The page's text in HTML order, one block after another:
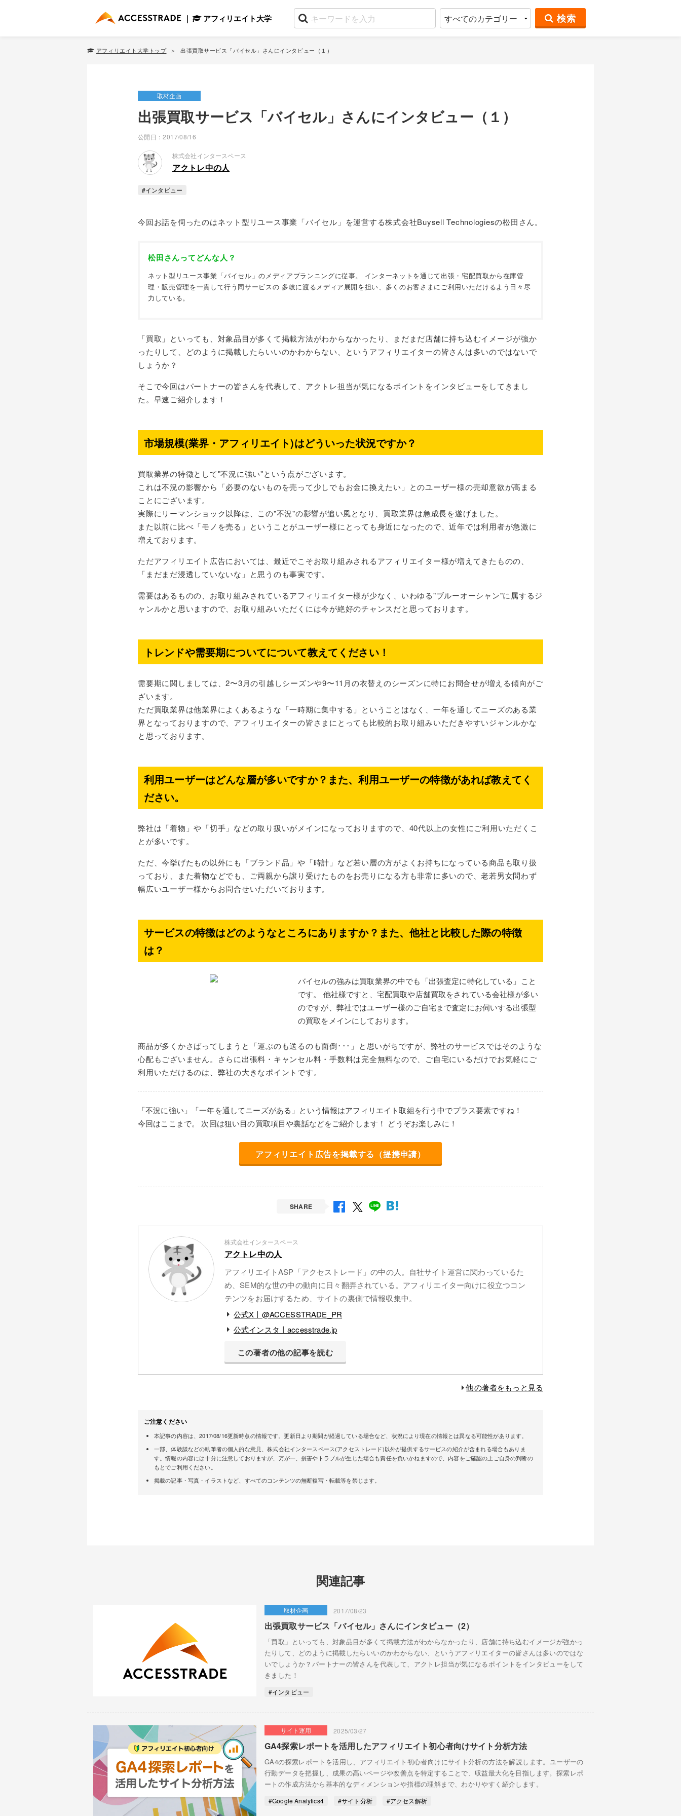
アフィリエイト大学 検索
アフィリエイト大学トップ 出張買取サービス「バイセル」さんにインタビュー（１）
取材企画
出張買取サービス「バイセル」さんにインタビュー（１）
公開日：2017/08/16
株式会社インタースペース
アクトレ中の人
#インタビュー
今回お話を伺ったのはネット型リユース事業「バイセル」を運営する株式会社Buysell Technologiesの松田さん。
松田さんってどんな人？
ネット型リユース事業「バイセル」のメディアプランニングに従事。 インターネットを通じて出張・宅配買取から在庫管
理・販売管理を一貫して行う同サービスの 多岐に渡るメディア展開を担い、多くのお客さまにご利用いただけるよう日々尽
力している。
「買取」といっても、対象品目が多くて掲載方法がわからなかったり、まだまだ店舗に持ち込むイメージが強か
ったりして、どのように掲載したらいいのかわからない、というアフィリエイターの皆さんは多いのではないで
しょうか？
そこで今回はパートナーの皆さんを代表して、アクトレ担当が気になるポイントをインタビューをしてきまし
た。早速ご紹介します！
市場規模(業界・アフィリエイト)はどういった状況ですか？
買取業界の特徴として"不況に強い"という点がございます。
これは不況の影響から「必要のないものを売って少しでもお金に換えたい」とのユーザー様の売却意欲が高まる
ことにございます。
実際にリーマンショック以降は、この"不況"の影響が追い風となり、買取業界は急成長を遂げました。
また以前に比べ「モノを売る」ということがユーザー様にとっても身近になったので、近年では利用者が急激に
増えております。
ただアフィリエイト広告においては、最近でこそお取り組みされるアフィリエイター様が増えてきたものの、
「まだまだ浸透していないな」と思うのも事実です。
需要はあるものの、お取り組みされているアフィリエイター様が少なく、いわゆる"ブルーオーシャン"に属するジ
ャンルかと思いますので、お取り組みいただくには今が絶好のチャンスだと思っております。
トレンドや需要期についてについて教えてください！
需要期に関しましては、2〜3月の引越しシーズンや9〜11月の衣替えのシーズンに特にお問合せが増える傾向がご
ざいます。
ただ買取業界は他業界によくあるような「一時期に集中する」ということはなく、一年を通してニーズのある業
界となっておりますので、アフィリエイターの皆さまにとっても比較的お取り組みいただきやすいジャンルかな
と思っております。
利用ユーザーはどんな層が多いですか？また、利用ユーザーの特徴があれば教えてく
ださい。
弊社は「着物」や「切手」などの取り扱いがメインになっておりますので、40代以上の女性にご利用いただくこ
とが多いです。
ただ、今挙げたもの以外にも「ブランド品」や「時計」など若い層の方がよくお持ちになっている商品も取り扱
っており、また着物などでも、ご両親から譲り受けたものをお売りになる方も非常に多いので、老若男女問わず
幅広いユーザー様からお問合せいただいております。
サービスの特徴はどのようなところにありますか？また、他社と比較した際の特徴
は？
バイセルの強みは買取業界の中でも「出張査定に特化している」こと
です。 他社様ですと、宅配買取や店舗買取をされている会社様が多い
のですが、弊社ではユーザー様のご自宅まで査定にお伺いする出張型
の買取をメインにしております。
商品が多くかさばってしまうと「運ぶのも送るのも面倒･･･」と思いがちですが、弊社のサービスではそのような
心配もございません。さらに出張料・キャンセル料・手数料は完全無料なので、ご自宅にいるだけでお気軽にご
利用いただけるのは、弊社の大きなポイントです。
「不況に強い」「一年を通してニーズがある」という情報はアフィリエイト取組を行う中でプラス要素ですね！
今回はここまで。 次回は狙い目の買取項目や裏話などをご紹介します！ どうぞお楽しみに！
アフィリエイト広告を掲載する（提携申請）
SHARE
株式会社インタースペース
アクトレ中の人
アフィリエイトASP「アクセストレード」の中の人。自社サイト運営に関わっているた
め、SEM的な世の中の動向に日々翻弄されている。アフィリエイター向けに役立つコン
テンツをお届けするため、サイトの裏側で情報収集中。
公式X丨@ACCESSTRADE_PR
公式インスタ丨accesstrade.jp
この著者の他の記事を読む
他の著者をもっと見る
ご注意ください
本記事の内容は、2017/08/16更新時点の情報です。更新日より期間が経過している場合など、状況により現在の情報とは異なる可能性があります。
一部、体験談などの執筆者の個人的な意見、株式会社インタースペース(アクセストレード)以外が提供するサービスの紹介が含まれる場合もありま
す。情報の内容には十分に注意しておりますが、万が一、損害やトラブルが生じた場合も責任を負いかねますので、内容をご確認の上ご自身の判断の
もとでご利用ください。
掲載の記事・写真・イラストなど、すべてのコンテンツの無断複写・転載等を禁じます。
関連記事
取材企画 2017/08/23
出張買取サービス「バイセル」さんにインタビュー（2）
「買取」といっても、対象品目が多くて掲載方法がわからなかったり、店舗に持ち込むイメージが強かっ
たりして、どのように掲載したらいいのかわからない、というアフィリエイターの皆さんは多いのではな
いでしょうか？パートナーの皆さんを代表して、アクトレ担当が気になるポイントをインタビューをして
きました！
#インタビュー
サイト運用 2025/03/27
GA4探索レポートを活用したアフィリエイト初心者向けサイト分析方法
GA4の探索レポートを活用し、アフィリエイト初心者向けにサイト分析の方法を解説します。ユーザーの
行動データを把握し、成果の高いページや改善点を特定することで、収益最大化を目指します。探索レポ
ートの作成方法から基本的なディメンションや指標の理解まで、わかりやすく紹介します。
#Google Analytics4 #サイト分析 #アクセス解析